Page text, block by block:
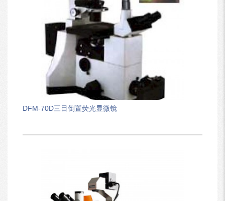
DFM-70D三目倒置荧光显微镜